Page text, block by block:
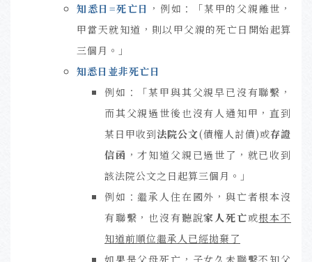
知悉日=死亡日 ，例如：「某甲的父親離世，
甲當天就知道，則以甲父親的死亡日開始起算
三個月。」
知悉日並非死亡日
例如：「某甲與其父親早已沒有聯繫，
而其父親過世後也沒有人通知甲，直到
某日甲收到法院公文(債權人討債)或存證
信函 ，才知道父親已過世了，就已收到
該法院公文之日起算三個月。」
例如： 繼承人住在國外，與亡者根本沒
有聯繫，也沒有聽說家人死亡或根本不
知道前順位繼承人已經拋棄了
如果是父母死亡，子女久未聯繫不知父